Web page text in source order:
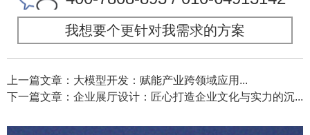
我想要个更针对我需求的方案
上一篇文章：大模型开发：赋能产业跨领域应用...
下一篇文章：企业展厅设计：匠心打造企业文化与实力的沉...